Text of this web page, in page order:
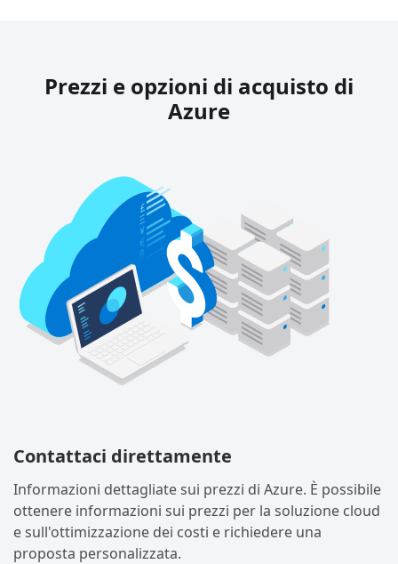
Prezzi e opzioni di acquisto di
Azure
Contattaci direttamente
Informazioni dettagliate sui prezzi di Azure. È possibile
ottenere informazioni sui prezzi per la soluzione cloud
e sull'ottimizzazione dei costi e richiedere una
proposta personalizzata.